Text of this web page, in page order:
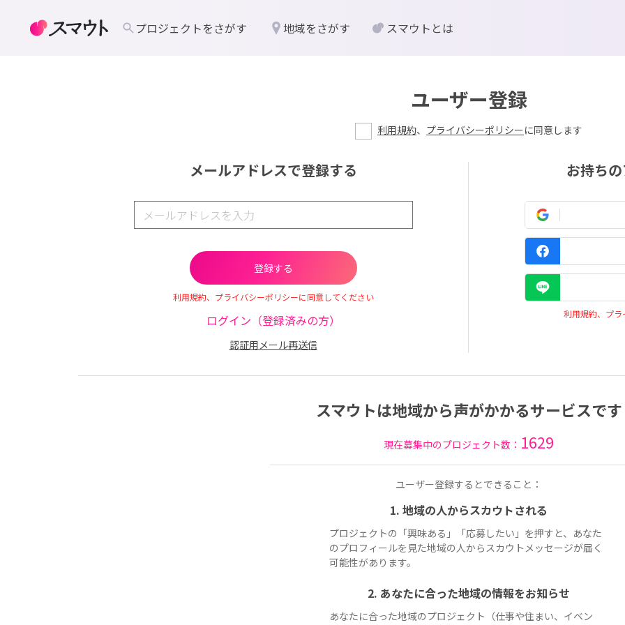
ユーザー登録
利用規約、 プライバシーポリシーに同意します
メールアドレスで登録する
利用規約、プライバシーポリシーに同意してください
ログイン（登録済みの方）
認証用メール再送信
お持ち
利用規約、プ
スマウトは地域から声がかかるサービスです
現在募集中のプロジェクト数： 1629
ユーザー登録するとできること：
1. 地域の人からスカウトされる
プロジェクトの「興味ある」「応募したい」を押すと、あなた
のプロフィールを見た地域の人からスカウトメッセージが届く
可能性があります。
2. あなたに合った地域の情報をお知らせ
あなたに合った地域のプロジェクト（仕事や住まい、イベン
プロジェクトをさがす 地域をさがす スマウトとは